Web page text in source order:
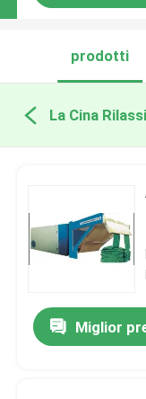
prodotti
La Cina
Miglior